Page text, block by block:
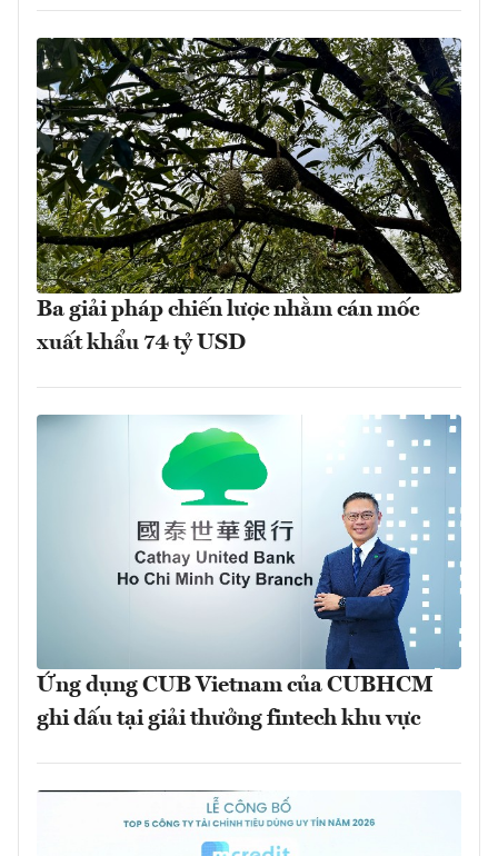
Ba giải pháp chiến lược nhằm cán mốc
xuất khẩu 74 tỷ USD
Ứng dụng CUB Vietnam của CUBHCM
ghi dấu tại giải thưởng fintech khu vực